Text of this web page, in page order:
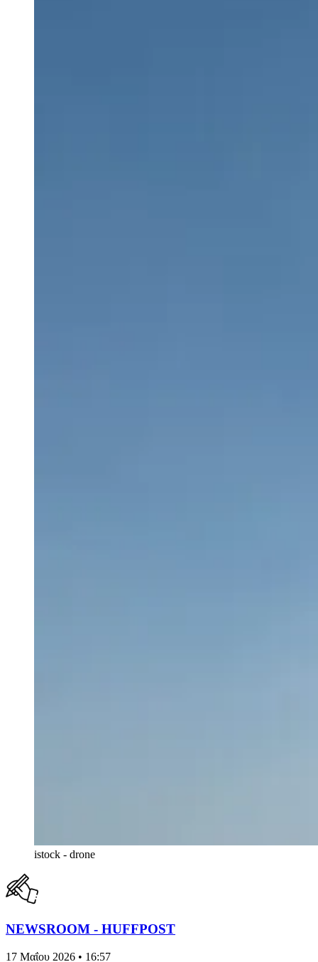
istock - drone
NEWSROOM - HUFFPOST
17 Μαΐου 2026 • 16:57